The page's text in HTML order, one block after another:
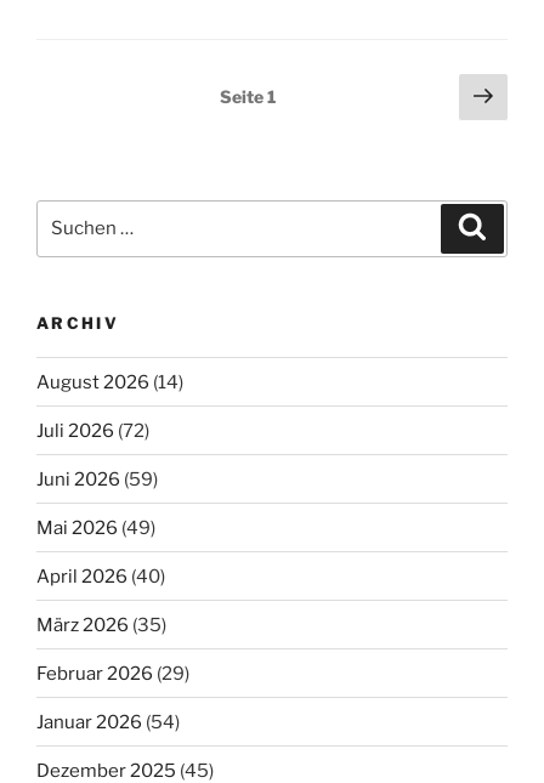
Seitennummerierung
Seite1
Suchen
ARCHIV
August 2026 (14)
Juli 2026 (72)
Juni 2026 (59)
Mai 2026 (49)
April 2026 (40)
März 2026 (35)
Februar 2026 (29)
Januar 2026 (54)
Dezember 2025 (45)